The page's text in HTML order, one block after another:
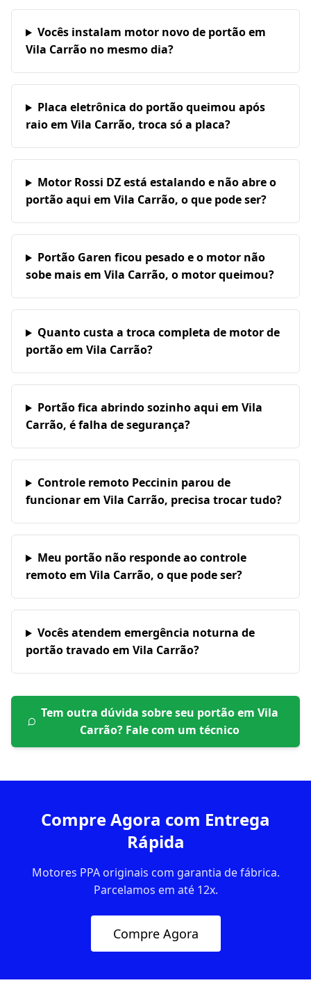
Vocês instalam motor novo de portão em
Vila Carrão no mesmo dia?
Placa eletrônica do portão queimou após
raio em Vila Carrão, troca só a placa?
Motor Rossi DZ está estalando e não abre o
portão aqui em Vila Carrão, o que pode ser?
Portão Garen ficou pesado e o motor não
sobe mais em Vila Carrão, o motor queimou?
Quanto custa a troca completa de motor de
portão em Vila Carrão?
Portão fica abrindo sozinho aqui em Vila
Carrão, é falha de segurança?
Controle remoto Peccinin parou de
funcionar em Vila Carrão, precisa trocar tudo?
Meu portão não responde ao controle
remoto em Vila Carrão, o que pode ser?
Vocês atendem emergência noturna de
portão travado em Vila Carrão?
Tem outra dúvida sobre seu portão emVila
Carrão? Fale com um técnico
Compre Agora com Entrega
Rápida
Motores PPA originais com garantia de fábrica.
Parcelamos em até 12x.
Compre Agora